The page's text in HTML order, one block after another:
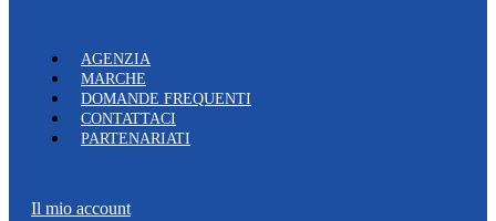
AGENZIA
MARCHE
DOMANDE FREQUENTI
CONTATTACI
PARTENARIATI
Il mio account